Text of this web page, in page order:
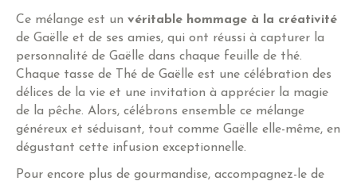
Ce mélange est un véritable hommage à la créativité
de Gaëlle et de ses amies, qui ont réussi à capturer la
personnalité de Gaëlle dans chaque feuille de thé.
Chaque tasse de Thé de Gaëlle est une célébration des
délices de la vie et une invitation à apprécier la magie
de la pêche. Alors, célébrons ensemble ce mélange
généreux et séduisant, tout comme Gaëlle elle-même, en
dégustant cette infusion exceptionnelle.
Pour encore plus de gourmandise, accompagnez-le de